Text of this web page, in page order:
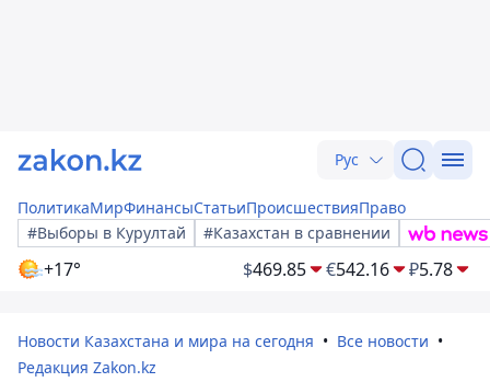
Рус
ПолитикаМирФинансыСтатьиПроисшествияПраво
#Выборы в Курултай
#Казахстан в сравнении
+17° $469.85 €542.16 ₽5.78
Новости Казахстана и мира на сегодня
Все новости
Редакция Zakon.kz